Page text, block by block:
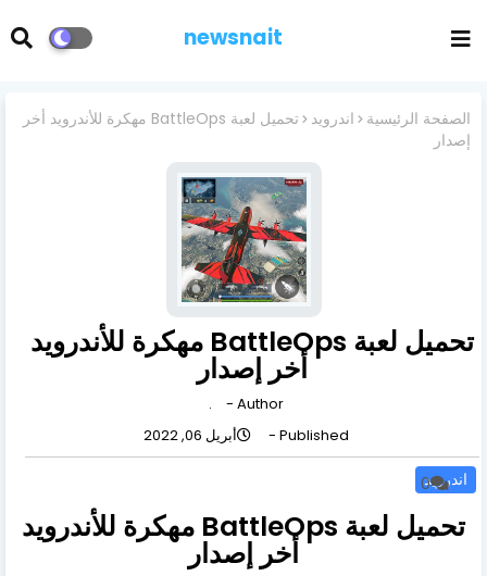
newsnait
الصفحة الرئيسية اندرويد
تحميل لعبة BattleOps مهكرة للأندرويد أخر
إصدار
تحميل لعبة BattleOps مهكرة للأندرويد
أخر إصدار
Author -
.
Published -
أبريل 06, 2022
اندرويد0
تحميل لعبة BattleOps مهكرة للأندرويد
أخر إصدار